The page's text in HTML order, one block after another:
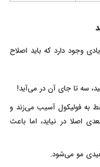
وجود دارد که باید اصلاح
تا جای آن در می‌آید!
فولیکول آسیب می‌زند و
در نیاید، اما باعث
مو می‌شود.